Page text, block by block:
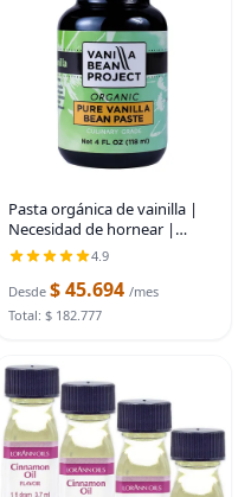
Pasta orgánica de vainilla |
Necesidad de hornear |
Vainilla pura para cocinar |
Vanilla Bean Project | 4 onzas
4.9
Desde $ 45.694 /mes
Total: $ 182.777